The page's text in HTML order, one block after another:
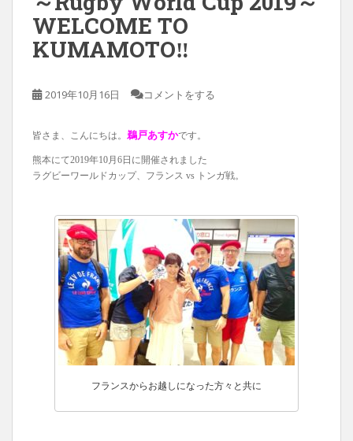
WELCOME TO
KUMAMOTO‼︎
2019年10月16日 コメントをする
皆さま、こんにちは。 鵜戸あすかです。
熊本にて2019年10月6日に開催されました
ラグビーワールドカップ、フランス vs トンガ戦。
フランスからお越しになった方々と共に